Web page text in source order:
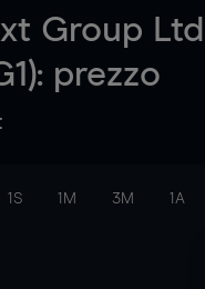
Group Ltd
prezzo
1S 1M 3M 1A